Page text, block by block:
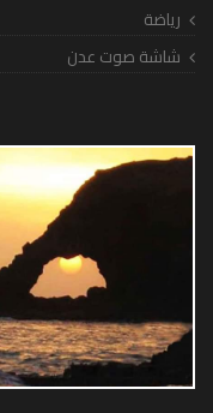
رياضة
شاشة صوت عدن